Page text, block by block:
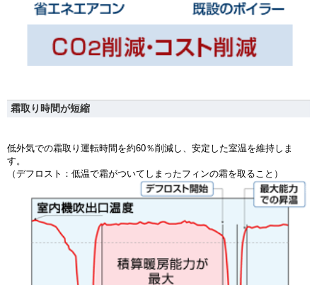
霜取り時間が短縮
低外気での霜取り運転時間を約60％削減し、安定した室温を維持しま
す。
（デフロスト：低温で霜がついてしまったフィンの霜を取ること）